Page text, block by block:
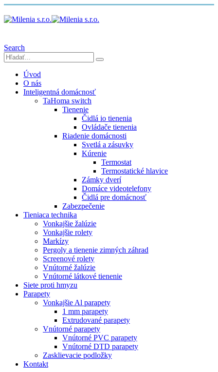
Search
Úvod
O nás
Inteligentná domácnosť
TaHoma switch
Tienenie
Čidlá io tienenia
Ovládače tienenia
Riadenie domácnosti
Svetlá a zásuvky
Kúrenie
Termostat
Termostatické hlavice
Zámky dverí
Domáce videotelefony
Čidlá pre domácnosť
Zabezpečenie
Tieniaca technika
Vonkajšie žalúzie
Vonkajšie rolety
Markízy
Pergoly a tienenie zimných záhrad
Screenové rolety
Vnútorné žalúzie
Vnútorné látkové tienenie
Siete proti hmyzu
Parapety
Vonkajšie Al parapety
1 mm parapety
Extrudované parapety
Vnútorné parapety
Vnútorné PVC parapety
Vnútorné DTD parapety
Zasklievacie podložky
Kontakt